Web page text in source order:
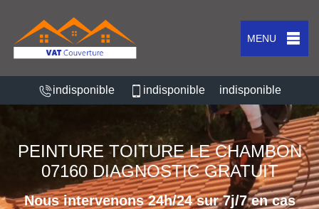
MENU
indisponible indisponible indisponible
PEINTURE TOITURE LE CHAMBON
07160 DIAGNOSTIC GRATUIT
Nous intervenons 24h/24 sur 7j/7 en cas